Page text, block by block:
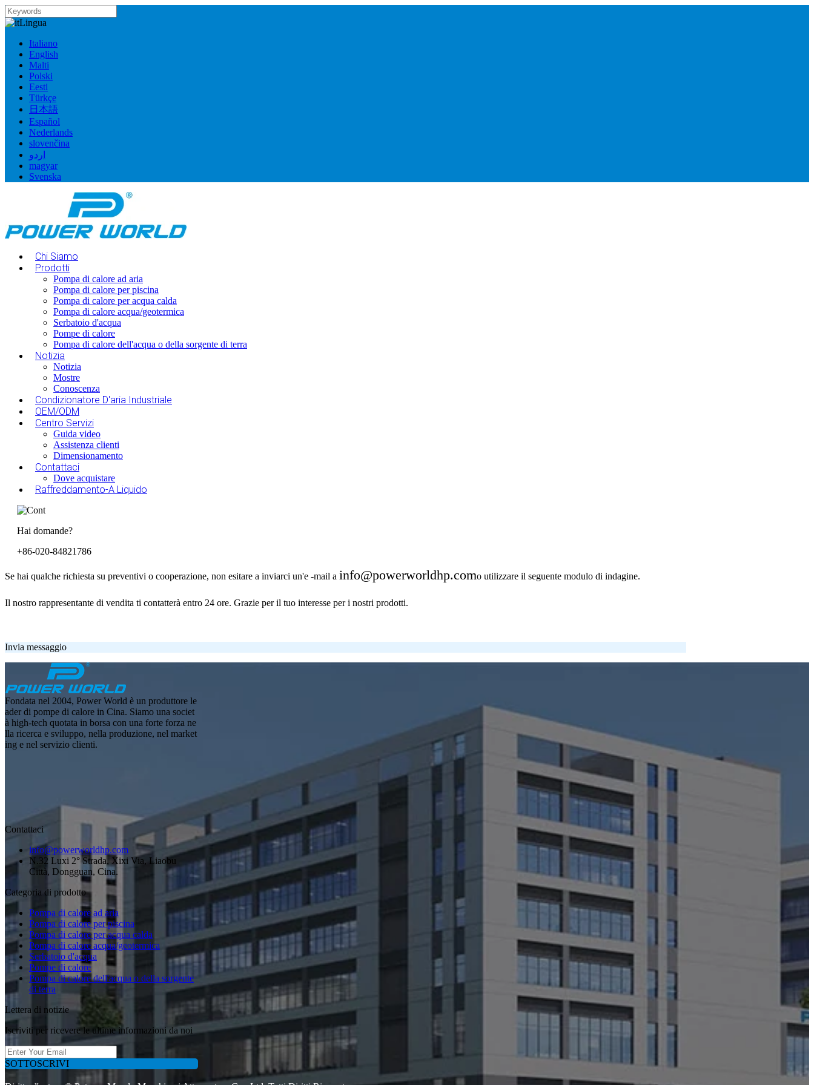
Lingua
Italiano
English
Malti
Polski
Eesti
Türkçe
日本語
Español
Nederlands
slovenčina
اردو
magyar
Svenska
Chi Siamo
Prodotti
Pompa di calore ad aria
Pompa di calore per piscina
Pompa di calore per acqua calda
Pompa di calore acqua/geotermica
Serbatoio d'acqua
Pompe di calore
Pompa di calore dell'acqua o della sorgente di terra
Notizia
Notizia
Mostre
Conoscenza
Condizionatore D'aria Industriale
OEM/ODM
Centro Servizi
Guida video
Assistenza clienti
Dimensionamento
Contattaci
Dove acquistare
Raffreddamento-A Liquido
Hai domande?
+86-020-84821786
Se hai qualche richiesta su preventivi o cooperazione, non esitare a inviarci un'e -mail a info@powerworldhp.como utilizzare il seguente modulo di indagine.
Il nostro rappresentante di vendita ti contatterà entro 24 ore. Grazie per il tuo interesse per i nostri prodotti.
Invia messaggio
Fondata nel 2004, Power World è un produttore le
ader di pompe di calore in Cina. Siamo una societ
à high-tech quotata in borsa con una forte forza ne
lla ricerca e sviluppo, nella produzione, nel market
ing e nel servizio clienti.
Contattaci
info@powerworldhp.com
N.32 Luxi 2° Strada, Xixi Via, Liaobu
Città, Dongguan, Cina.
Categoria di prodotto
Pompa di calore ad aria
Pompa di calore per piscina
Pompa di calore per acqua calda
Pompa di calore acqua/geotermica
Serbatoio d'acqua
Pompe di calore
Pompa di calore dell'acqua o della sorgente
di terra
Lettera di notizie
Iscriviti per ricevere le ultime informazioni da noi
SOTTOSCRIVI